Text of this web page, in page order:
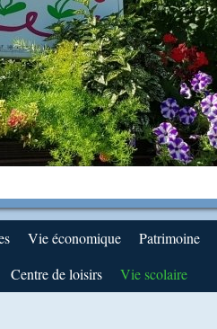
Vie économique Patrimoine
Centre de loisirs Vie scolaire